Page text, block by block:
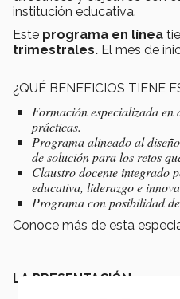
institución educativa.
Este programa en línea
trimestrales. El mes de
¿QUÉ BENEFICIOS TIENE
Formación especializada
prácticas.
Programa alineado al
de solución para los retos
Claustro docente integrado
educativa, liderazgo e
Programa con posibilidad
Conoce más de esta
LA PRESENTACIÓN